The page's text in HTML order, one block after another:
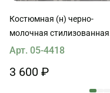
Костюмная (н) черно-
молочная стилизованная
клетка
Арт. 05-4418
3 600 ₽